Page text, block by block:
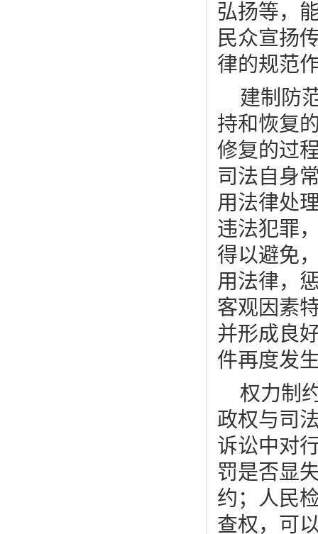
弘扬等，
民众宣扬
律的规范
建制防
持和恢复
修复的过
司法自身
用法律处
违法犯罪
得以避免
用法律，
客观因素
并形成良
件再度发
权力制
政权与司
诉讼中对
罚是否显
约；人民
查权，可